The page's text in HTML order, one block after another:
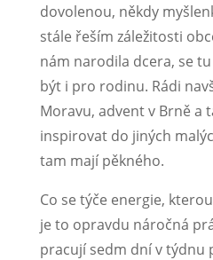
dovolenou, někdy
stále řeším záležitosti
nám narodila dcera, se
být i pro rodinu. Rádi
Moravu, advent v Brně a
inspirovat do jiných
tam mají pěkného.
Co se týče energie,
je to opravdu náročná
pracují sedm dní v týdnu